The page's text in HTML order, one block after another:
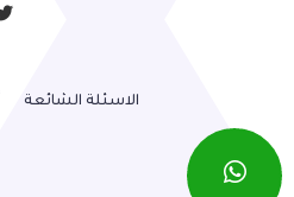
الاسئلة الشائعة